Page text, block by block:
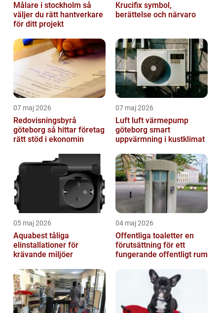
Målare i stockholm så
väljer du rätt hantverkare
för ditt projekt
Krucifix symbol,
berättelse och närvaro
07 maj 2026
Redovisningsbyrå
göteborg så hittar företag
rätt stöd i ekonomin
07 maj 2026
Luft luft värmepump
göteborg smart
uppvärmning i kustklimat
05 maj 2026
Aquabest tåliga
elinstallationer för
krävande miljöer
04 maj 2026
Offentliga toaletter en
förutsättning för ett
fungerande offentligt rum